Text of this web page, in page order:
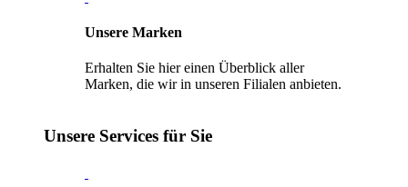
Unsere Marken
Erhalten Sie hier einen Überblick aller
Marken, die wir in unseren Filialen anbieten.
Unsere Services für Sie